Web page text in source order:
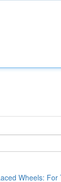
Wheels: For